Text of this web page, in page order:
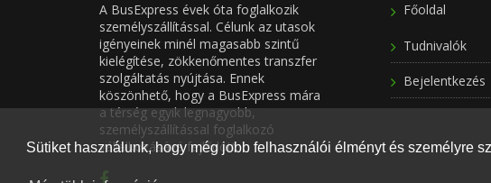
Sütiket használunk, hogy még jobb felhasználói élményt és személyre
A BusExpress évek óta foglalkozik
személyszállítással. Célunk az utasok
igényeinek minél magasabb szintű
kielégítése, zökkenőmentes transzfer
szolgáltatás nyújtása. Ennek
köszönhető, hogy a BusExpress mára
a térség egyik legnagyobb,
személyszállítással foglalkozó
vállalkozásává fejlődött.
Főoldal
Tudnivalók
Bejelentkezés